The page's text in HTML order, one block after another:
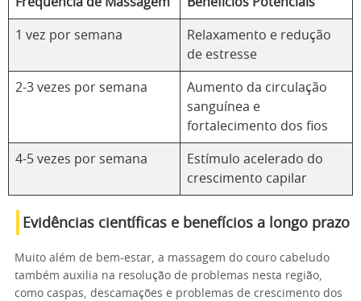
1 vez por semana
Relaxamento e redução
de estresse
2-3 vezes por semana
Aumento da circulação
sanguínea e
fortalecimento dos fios
4-5 vezes por semana
Estímulo acelerado do
crescimento capilar
Evidências científicas e benefícios a longo prazo
Muito além de bem-estar, a massagem do couro cabeludo
também auxilia na resolução de problemas nesta região,
como caspas, descamações e problemas de crescimento dos